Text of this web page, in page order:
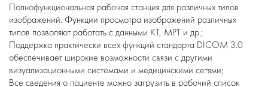
Полнофункциональная рабочая станция для различных типов
изображений. Функции просмотра изображений различных
типов позволяют работать с данными КТ, МРТ и др.;
Поддержка практически всех функций стандарта DICOM 3.0
обеспечивает широкие возможности связи с другими
визуализационными системами и медицинскими сетями;
Все сведения о пациенте можно загрузить в рабочий список